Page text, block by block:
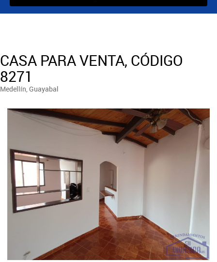
CASA PARA VENTA, CÓDIGO
8271
Medellín, Guayabal